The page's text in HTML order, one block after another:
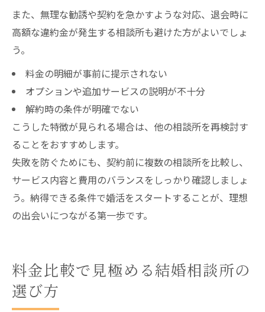
また、無理な勧誘や契約を急かすような対応、退会時に
高額な違約金が発生する相談所も避けた方がよいでしょ
う。
料金の明細が事前に提示されない
オプションや追加サービスの説明が不十分
解約時の条件が明確でない
こうした特徴が見られる場合は、他の相談所を再検討す
ることをおすすめします。
失敗を防ぐためにも、契約前に複数の相談所を比較し、
サービス内容と費用のバランスをしっかり確認しましょ
う。納得できる条件で婚活をスタートすることが、理想
の出会いにつながる第一歩です。
料金比較で見極める結婚相談所の
選び方